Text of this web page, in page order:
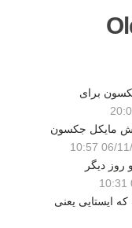
برای
مایکل جکسون
06/11/
دیگر
ایستایی یعنی